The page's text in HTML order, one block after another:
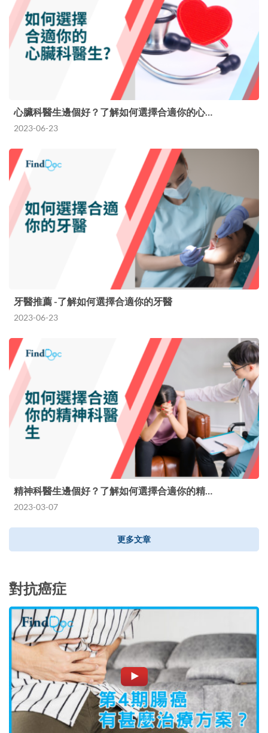
心臟科醫生邊個好？了解如何選擇合適你的心…
2023-06-23
牙醫推薦 -了解如何選擇合適你的牙醫
2023-06-23
精神科醫生邊個好？了解如何選擇合適你的精…
2023-03-07
更多文章
對抗癌症